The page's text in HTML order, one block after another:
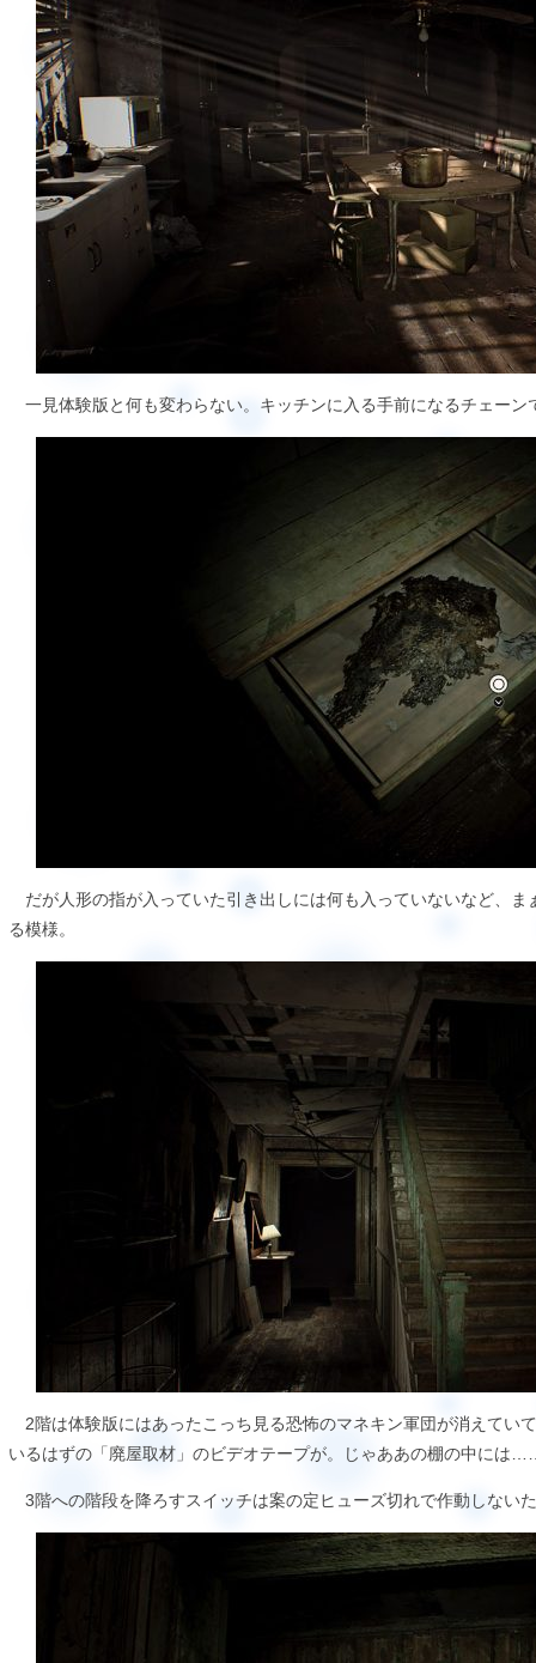
一見体験版と何も変わらない。キッチンに入る手前になるチェーン
だが人形の指が入っていた引き出しには何も入っていないなど、ま
る模様。
2階は体験版にはあったこっち見る恐怖のマネキン軍団が消えてい
いるはずの「廃屋取材」のビデオテープが。じゃああの棚の中には
3階への階段を降ろすスイッチは案の定ヒューズ切れで作動しない